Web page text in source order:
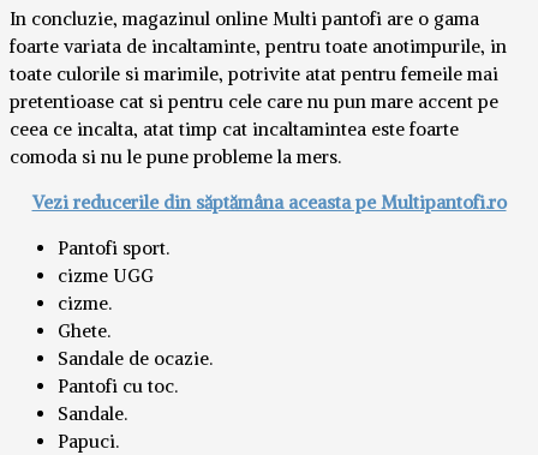
In concluzie, magazinul online Multi pantofi are o gama
foarte variata de incaltaminte, pentru toate anotimpurile, in
toate culorile si marimile, potrivite atat pentru femeile mai
pretentioase cat si pentru cele care nu pun mare accent pe
ceea ce incalta, atat timp cat incaltamintea este foarte
comoda si nu le pune probleme la mers.
Vezi reducerile din săptămâna aceasta pe Multipantofi.ro
Pantofi sport.
cizme UGG
cizme.
Ghete.
Sandale de ocazie.
Pantofi cu toc.
Sandale.
Papuci.